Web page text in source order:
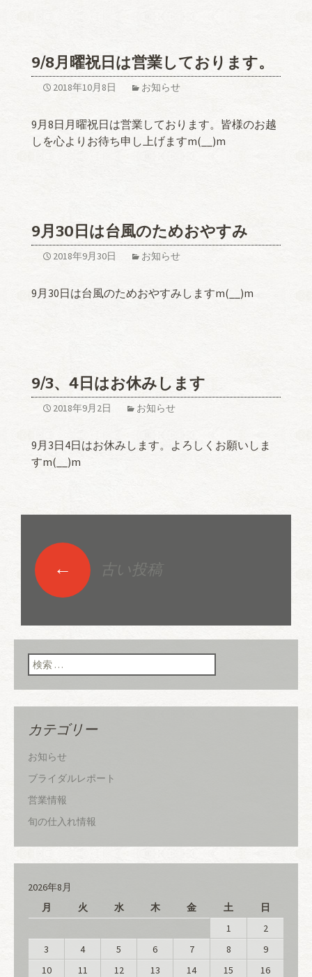
9/8月曜祝日は営業しております。
2018年10月8日 お知らせ
9月8日月曜祝日は営業しております。皆様のお越
しを心よりお待ち申し上げますm(__)m
9月30日は台風のためおやすみ
2018年9月30日 お知らせ
9月30日は台風のためおやすみしますm(__)m
9/3、4日はお休みします
2018年9月2日 お知らせ
9月3日4日はお休みします。よろしくお願いしま
すm(__)m
投稿ナビゲーショ
ン
← 古い投稿
検索:
カテゴリー
お知らせ
ブライダルレポート
営業情報
旬の仕入れ情報
2026年8月
月
火 水 木 金 土 日
1
2
3
4 5 6 7 8
9
10
11 12 13 14 15
16